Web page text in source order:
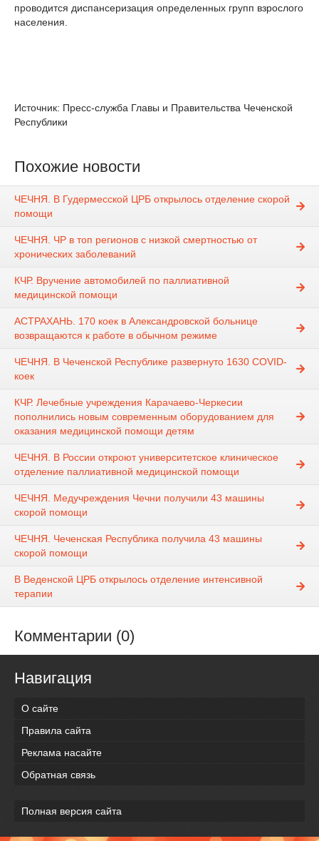
проводится диспансеризация определенных групп взрослого
населения.
Источник: Пресс-служба Главы и Правительства Чеченской
Республики
Похожие новости
ЧЕЧНЯ. В Гудермесской ЦРБ открылось отделение скорой
помощи
ЧЕЧНЯ. ЧР в топ регионов с низкой смертностью от
хронических заболеваний
КЧР. Вручение автомобилей по паллиативной
медицинской помощи
АСТРАХАНЬ. 170 коек в Александровской больнице
возвращаются к работе в обычном режиме
ЧЕЧНЯ. В Чеченской Республике развернуто 1630 COVID-
коек
КЧР. Лечебные учреждения Карачаево-Черкесии
пополнились новым современным оборудованием для
оказания медицинской помощи детям
ЧЕЧНЯ. В России откроют университетское клиническое
отделение паллиативной медицинской помощи
ЧЕЧНЯ. Медучреждения Чечни получили 43 машины
скорой помощи
ЧЕЧНЯ. Чеченская Республика получила 43 машины
скорой помощи
В Веденской ЦРБ открылось отделение интенсивной
терапии
Комментарии (0)
Навигация
О сайте
Правила сайта
Реклама насайте
Обратная связь
Полная версия сайта